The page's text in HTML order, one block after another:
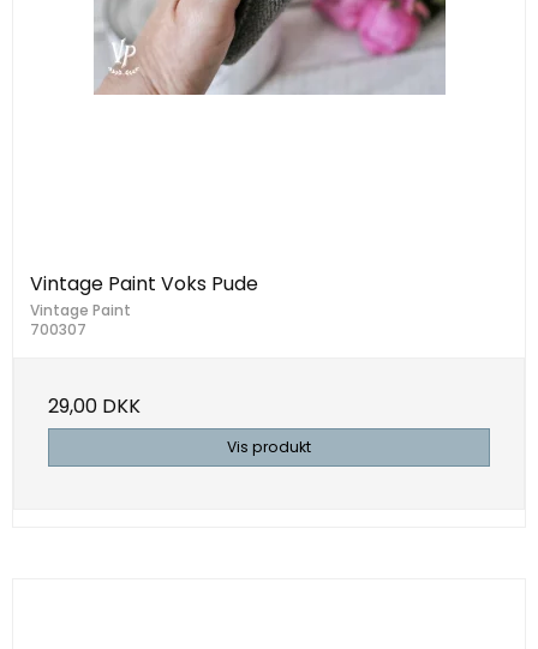
Vintage Paint Voks Pude
Vintage Paint
700307
29,00 DKK
Vis produkt